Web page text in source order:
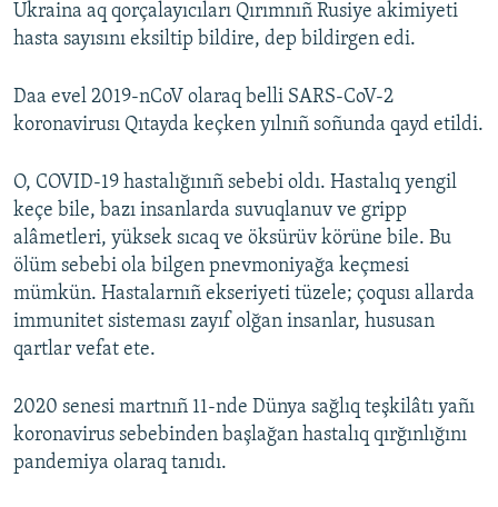
Ukraina aq qorçalayıcıları Qırımnıñ Rusiye akimiyeti
hasta sayısını eksiltip bildire, dep bildirgen edi.
Daa evel 2019-nCoV olaraq belli SARS-CoV-2
koronavirusı Qıtayda keçken yılnıñ soñunda qayd etildi.
O, COVID-19 hastalığınıñ sebebi oldı. Hastalıq yengil
keçe bile, bazı insanlarda suvuqlanuv ve gripp
alâmetleri, yüksek sıcaq ve öksürüv körüne bile. Bu
ölüm sebebi ola bilgen pnevmoniyağa keçmesi
mümkün. Hastalarnıñ ekseriyeti tüzele; çoqusı allarda
immunitet sisteması zayıf olğan insanlar, hususan
qartlar vefat ete.
2020 senesi martnıñ 11-nde Dünya sağlıq teşkilâtı yañı
koronavirus sebebinden başlağan hastalıq qırğınlığını
pandemiya olaraq tanıdı.